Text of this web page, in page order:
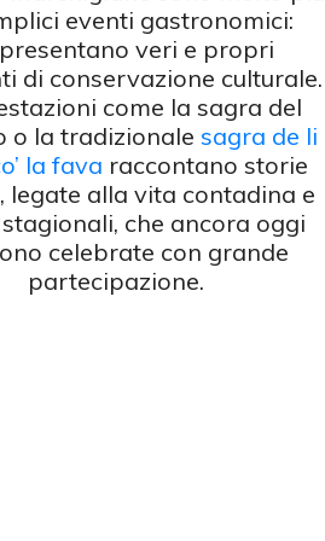
eventi gastronomici:
veri e propri
di conservazione culturale.
come la sagra del
o la tradizionale sagra de li
la fava raccontano storie
legate alla vita contadina e
che ancora oggi
celebrate con grande
partecipazione.